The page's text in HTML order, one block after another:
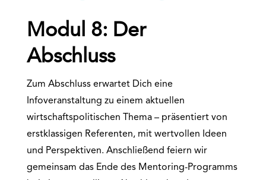
Modul 8: Der
Abschluss
Zum Abschluss erwartet Dich eine
Infoveranstaltung zu einem aktuellen
wirtschaftspolitischen Thema – präsentiert von
erstklassigen Referenten, mit wertvollen Ideen
und Perspektiven. Anschließend feiern wir
gemeinsam das Ende des Mentoring-Programms